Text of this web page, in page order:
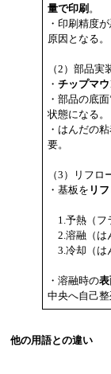
量で印刷 。
・印刷精度
原因となる。
（2）部品実
・チップマ
・部品の底
状態になる。
・はんだの
要。
（3）リフロ
・基板を リ
1.予熱（フ
2.溶融（は
3.冷却（は
・溶融時の
中央へ自己整
他の用語との違い